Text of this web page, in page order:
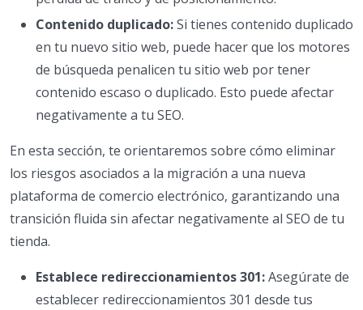
Contenido duplicado:Si tienes contenido duplicado
en tu nuevo sitio web, puede hacer que los motores
de búsqueda penalicen tu sitio web por tener
contenido escaso o duplicado. Esto puede afectar
negativamente a tu SEO.
En esta sección, te orientaremos sobre cómo eliminar
los riesgos asociados a la migración a una nueva
plataforma de comercio electrónico, garantizando una
transición fluida sin afectar negativamente al SEO de tu
tienda.
Establece redireccionamientos 301:Asegúrate de
establecer redireccionamientos 301 desde tus